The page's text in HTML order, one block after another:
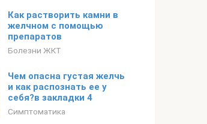
Как растворить камни в
желчном с помощью
препаратов
Болезни ЖКТ
Чем опасна густая желчь
и как распознать ее у
себя?в закладки 4
Симптоматика